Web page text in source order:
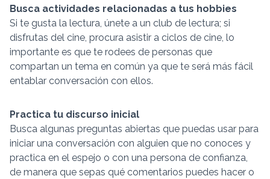
Busca actividades relacionadas a tus hobbies
Si te gusta la lectura, únete a un club de lectura; si
disfrutas del cine, procura asistir a ciclos de cine, lo
importante es que te rodees de personas que
compartan un tema en común ya que te será más fácil
entablar conversación con ellos.
Practica tu discurso inicial
Busca algunas preguntas abiertas que puedas usar para
iniciar una conversación con alguien que no conoces y
practica en el espejo o con una persona de confianza,
de manera que sepas qué comentarios puedes hacer o